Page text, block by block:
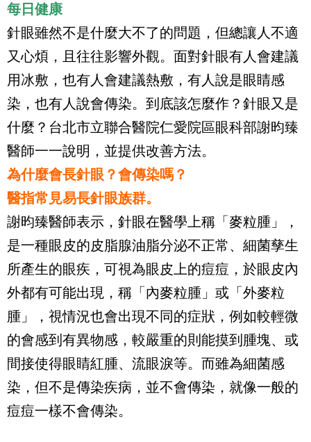
每日健康
針眼雖然不是什麼大不了的問題，但總讓人不適
又心煩，且往往影響外觀。面對針眼有人會建議
用冰敷，也有人會建議熱敷，有人說是眼睛感
染，也有人說會傳染。到底該怎麼作？針眼又是
什麼？台北市立聯合醫院仁愛院區眼科部謝昀臻
醫師一一說明，並提供改善方法。
為什麼會長針眼？會傳染嗎？
醫指常見易長針眼族群。
謝昀臻醫師表示，針眼在醫學上稱「麥粒腫」，
是一種眼皮的皮脂腺油脂分泌不正常、細菌孳生
所產生的眼疾，可視為眼皮上的痘痘，於眼皮內
外都有可能出現，稱「內麥粒腫」或「外麥粒
腫」，視情況也會出現不同的症狀，例如較輕微
的會感到有異物感，較嚴重的則能摸到腫塊、或
間接使得眼睛紅腫、流眼淚等。而雖為細菌感
染，但不是傳染疾病，並不會傳染，就像一般的
痘痘一樣不會傳染。